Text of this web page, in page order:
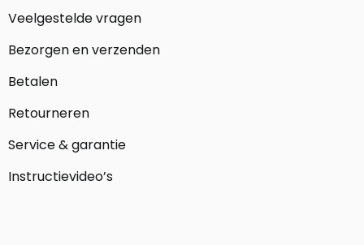
Veelgestelde vragen
Bezorgen en verzenden
Betalen
Retourneren
Service & garantie
Instructievideo’s